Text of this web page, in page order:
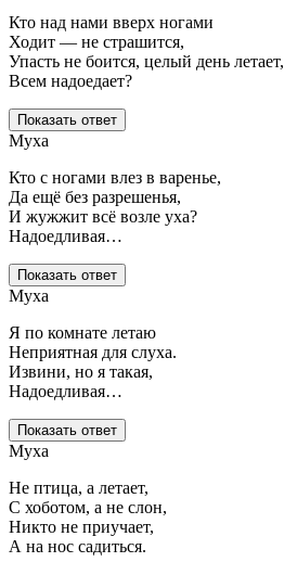
Кто над нами вверх ногами
Ходит — не страшится,
Упасть не боится, целый день летает,
Всем надоедает?
Показать ответ
Муха
Кто с ногами влез в варенье,
Да ещё без разрешенья,
И жужжит всё возле уха?
Надоедливая…
Показать ответ
Муха
Я по комнате летаю
Неприятная для слуха.
Извини, но я такая,
Надоедливая…
Показать ответ
Муха
Не птица, а летает,
С хоботом, а не слон,
Никто не приучает,
А на нос садиться.